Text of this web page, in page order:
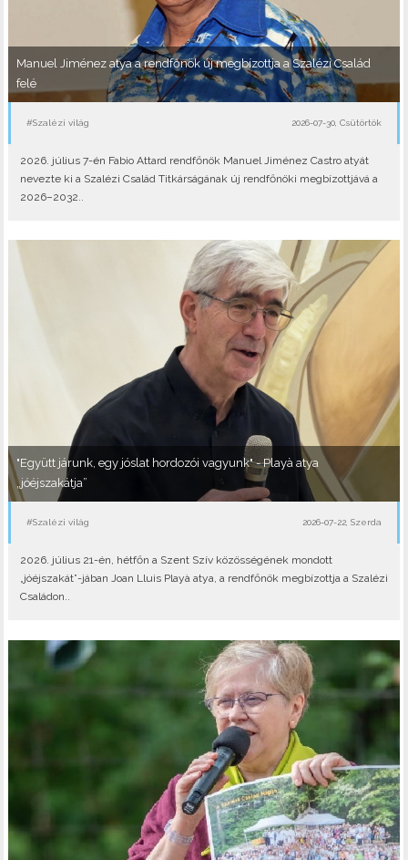
Manuel Jiménez atya a rendfőnök új megbízottja a Szalézi Család
felé
#Szalézi világ 2026-07-30, Csütörtök
2026. július 7-én Fabio Attard rendfőnök Manuel Jiménez Castro atyát
nevezte ki a Szalézi Család Titkárságának új rendfőnöki megbízottjává a
2026–2032..
"Együtt járunk, egy jóslat hordozói vagyunk" - Playà atya
„jóéjszakátja”
#Szalézi világ 2026-07-22, Szerda
2026. július 21-én, hétfőn a Szent Szív közösségének mondott
„jóéjszakát”-jában Joan Lluis Playà atya, a rendfőnök megbízottja a Szalézi
Családon..